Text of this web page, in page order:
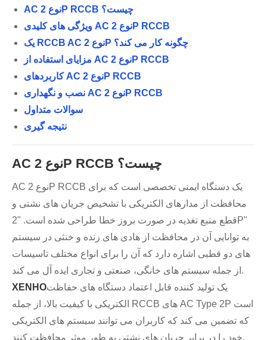
AC نوع 2P RCCB چیست؟
ویژگی های کلیدی AC نوع 2P RCCB
یک RCCB AC نوع 2P چگونه کار می کند؟
مزایای استفاده از AC نوع 2P RCCB
کاربردهای AC نوع 2P RCCB
نصب و نگهداری AC نوع 2P RCCB
سوالات متداول
نتیجه گیری
AC نوع 2P RCCB چیست؟
AC نوع 2P RCCB یک دستگاه ایمنی تخصصی است که برای
محافظت از مدارهای الکتریکی با تشخیص جریان های نشتی و
قطع منبع تغذیه در صورت بروز خطا طراحی شده است. "2P"
به توانایی آن در محافظت از هادی های زنده و خنثی در سیستم
های دو قطبی اشاره دارد که آن را برای انواع مختلف تاسیسات
از جمله سیستم های خانگی، صنعتی و تجاری ایده آل می کند.
XENHOیک تولید کننده قابل اعتماد دستگاه های حفاظت
الکتریکی با کیفیت بالا، از جمله RCCB های AC Type 2P است
که تضمین می کند که کاربران می توانند سیستم های الکتریکی
خود را در برابر جریان های نشتی به طور موثر محافظت کنند.